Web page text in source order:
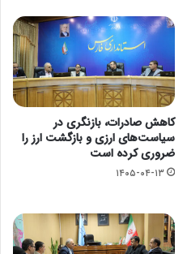
کاهش صادرات، بازنگری در
سیاست‌های ارزی و بازگشت ارز را
ضروری کرده است
۱۴۰۵-۰۴-۱۳